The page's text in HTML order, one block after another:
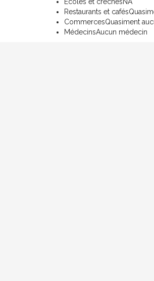
Restaurants et cafés
CommercesQuasiment
MédecinsAucun médecin